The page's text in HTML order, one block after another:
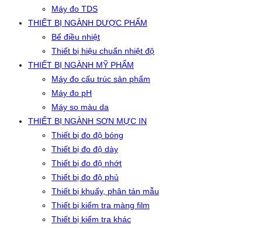
Máy đo TDS
THIẾT BỊ NGÀNH DƯỢC PHẨM
Bể điều nhiệt
Thiết bị hiệu chuẩn nhiệt độ
THIẾT BỊ NGÀNH MỸ PHẨM
Máy đo cấu trúc sản phẩm
Máy đo pH
Máy so màu da
THIẾT BỊ NGÀNH SƠN MỰC IN
Thiết bị đo độ bóng
Thiết bị đo độ dày
Thiết bị đo độ nhớt
Thiết bị đo độ phủ
Thiết bị khuấy, phân tán mẫu
Thiết bị kiểm tra màng film
Thiết bị kiểm tra khác